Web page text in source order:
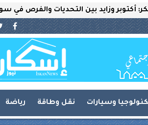
بين التحديات والفرص في سوق
وسيارات نقل وطاقة رياضة